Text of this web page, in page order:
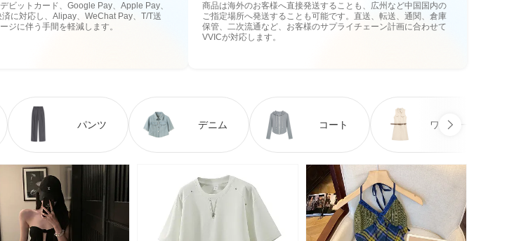
ビットカード、Google Pay、Apple Pay、
に対応し、Alipay、WeChat Pay、T/T送
ジに伴う手間を軽減します。
商品は海外のお客様へ直接発送することも、広州など中国国内の
ご指定場所へ発送することも可能です。直送、転送、通関、倉庫
保管、二次流通など、お客様のサプライチェーン計画に合わせて
VVICが対応します。
パンツ デニム コート ワンピース